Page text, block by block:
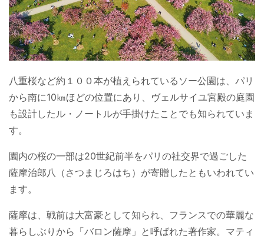
八重桜など約１００本が植えられているソー公園は、パリ
から南に10㎞ほどの位置にあり、ヴェルサイユ宮殿の庭園
も設計したル・ノートルが手掛けたことでも知られていま
す。
園内の桜の一部は20世紀前半をパリの社交界で過ごした
薩摩治郎八（さつまじろはち）が寄贈したともいわれてい
ます。
薩摩は、戦前は大富豪として知られ、フランスでの華麗な
暮らしぶりから「バロン薩摩」と呼ばれた著作家。マティ